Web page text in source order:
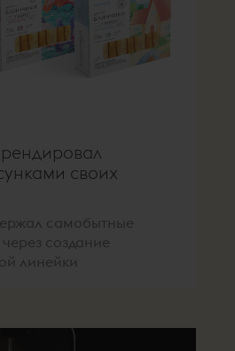
своих
самобытные
создание
линейки